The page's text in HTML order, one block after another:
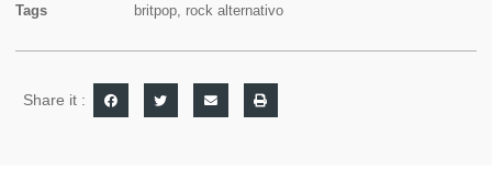
Tags
britpop rock alternativo
Share it :